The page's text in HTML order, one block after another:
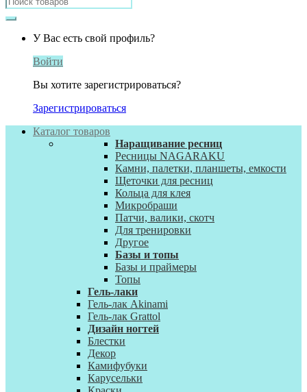
У Вас есть свой профиль?
Войти
Вы хотите зарегистрироваться?
Зарегистрироваться
Каталог товаров
Наращивание ресниц
Ресницы NAGARAKU
Камни, палетки, планшеты, емкости
Щеточки для ресниц
Кольца для клея
Микробраши
Патчи, валики, скотч
Для тренировки
Другое
Базы и топы
Базы и праймеры
Топы
Гель-лаки
Гель-лак Akinami
Гель-лак Grattol
Дизайн ногтей
Блестки
Декор
Камифубуки
Карусельки